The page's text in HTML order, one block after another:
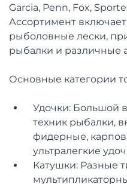
Garcia, Penn, Fox,
Ассортимент
рыболовные лески,
рыбалки и различные
Основные категории
Удочки: Большой
техник рыбалки,
фидерные,
ультралегкие
Катушки: Разные